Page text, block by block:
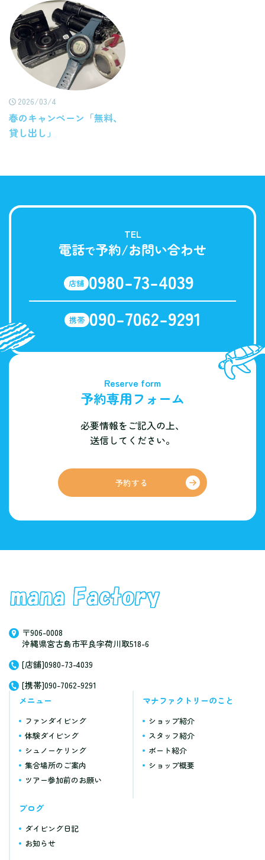
2026/03/4
春のキャンペーン「無料、
貸し出し」
TEL
電話で予約/お問い合わせ
店舗 0980-73-4039
携帯 090-7062-9291
Reserve form
予約専用フォーム
必要情報をご記入の上、
送信してください。
予約する
〒906-0008
沖縄県宮古島市平良字荷川取518-6
[店舗]0980-73-4039
[携帯]090-7062-9291
メニュー
ファンダイビング
体験ダイビング
シュノーケリング
集合場所のご案内
ツアー参加前のお願い
マナファクトリーのこと
ショップ紹介
スタッフ紹介
ボート紹介
ショップ概要
ブログ
ダイビング日記
お知らせ